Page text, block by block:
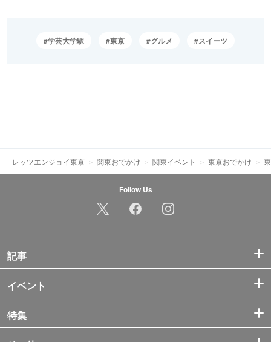
学芸大学駅 東京 グルメ スイーツ
レッツエンジョイ東京 関東おでかけ 関東イベント 東京おでかけ
Follow Us
記事
イベント
特集